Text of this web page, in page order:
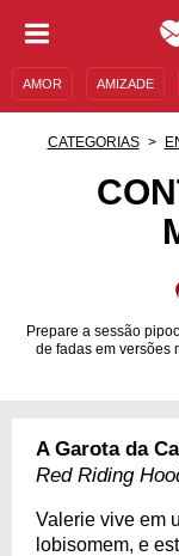
AMOR AMIZADE
MENSAGENS E FRASES
CATEGORIAS
Prepare a sessão
de fadas em versões
A Garota da
Red Riding
Valerie vive em
lobisomem, e